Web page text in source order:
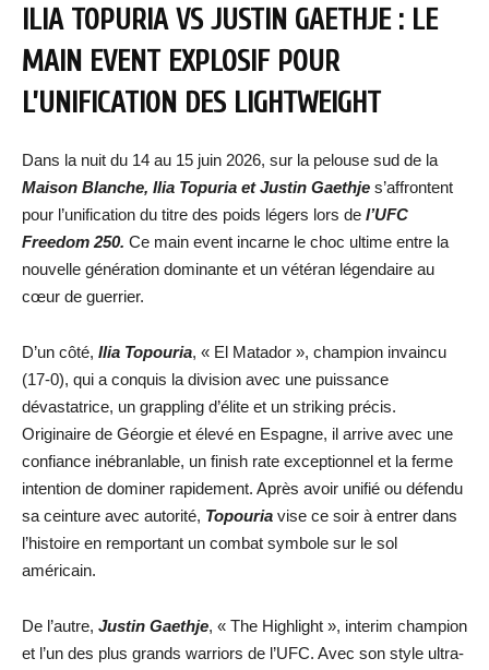
ILIA TOPURIA VS JUSTIN GAETHJE : LE
MAIN EVENT EXPLOSIF POUR
L’UNIFICATION DES LIGHTWEIGHT
Dans la nuit du 14 au 15 juin 2026, sur la pelouse sud de la
Maison Blanche, Ilia Topuria et Justin Gaethje s’affrontent
pour l’unification du titre des poids légers lors de l’UFC
Freedom 250. Ce main event incarne le choc ultime entre la
nouvelle génération dominante et un vétéran légendaire au
cœur de guerrier.
D’un côté, Ilia Topouria, « El Matador », champion invaincu
(17-0), qui a conquis la division avec une puissance
dévastatrice, un grappling d’élite et un striking précis.
Originaire de Géorgie et élevé en Espagne, il arrive avec une
confiance inébranlable, un finish rate exceptionnel et la ferme
intention de dominer rapidement. Après avoir unifié ou défendu
sa ceinture avec autorité, Topouria vise ce soir à entrer dans
l’histoire en remportant un combat symbole sur le sol
américain.
De l’autre, Justin Gaethje, « The Highlight », interim champion
et l’un des plus grands warriors de l’UFC. Avec son style ultra-